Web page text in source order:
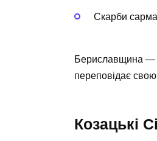
Скарби
Бериславщина —
переповідає свою
Козацькі